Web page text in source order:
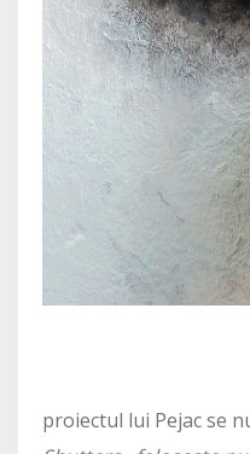
proiectul lui Pejac se